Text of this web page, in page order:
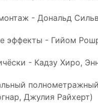
- Дональд
эффекты - Гийом
- Кадзу Хиро,
Джулия Райхерт)